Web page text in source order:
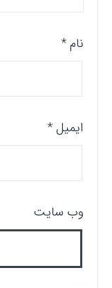
نام*
ایمیل*
وب‌ سایت